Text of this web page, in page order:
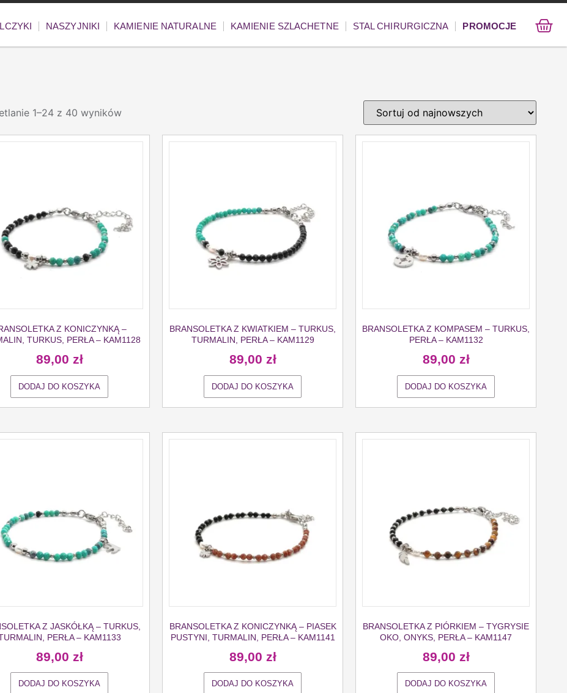
NASZYJNIKI KAMIENIE NATURALNE KAMIENIE SZLACHETNE STAL CHIRURGICZNA PROMOCJE
1–24 z 40 wyników
Z KONICZYNKĄ –
TURKUS, PERŁA – KAM1128
89,00 zł
DODAJ DO KOSZYKA
BRANSOLETKA Z KWIATKIEM – TURKUS,
TURMALIN, PERŁA – KAM1129
89,00 zł
DODAJ DO KOSZYKA
BRANSOLETKA Z KOMPASEM – TURKUS,
PERŁA – KAM1132
89,00 zł
DODAJ DO KOSZYKA
Z JASKÓŁKĄ – TURKUS,
PERŁA – KAM1133
89,00 zł
DODAJ DO KOSZYKA
BRANSOLETKA Z KONICZYNKĄ – PIASEK
PUSTYNI, TURMALIN, PERŁA – KAM1141
89,00 zł
DODAJ DO KOSZYKA
BRANSOLETKA Z PIÓRKIEM – TYGRYSIE
OKO, ONYKS, PERŁA – KAM1147
89,00 zł
DODAJ DO KOSZYKA